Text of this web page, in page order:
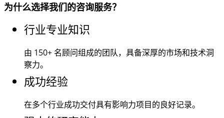
为什么选择我们的咨询服务？
行业专业知识
由 150+ 名顾问组成的团队，具备深厚的市场和技术洞
察力。
成功经验
在多个行业成功交付具有影响力项目的良好记录。